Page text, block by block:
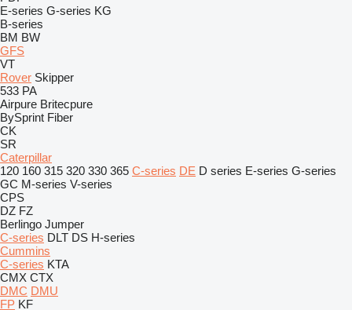
E-series G-series KG
B-series
BM BW
GFS
VT
Rover Skipper
533 PA
Airpure Britecpure
BySprint Fiber
CK
SR
Caterpillar
120 160 315 320 330 365 C-series DE D series E-series G-series
GC M-series V-series
CPS
DZ FZ
Berlingo Jumper
C-series DLT DS H-series
Cummins
C-series KTA
CMX CTX
DMC DMU
FP KF